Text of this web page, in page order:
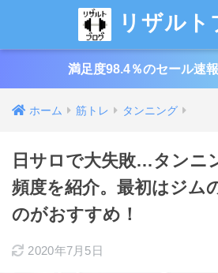
リザル
満足度98.4％のセール速
ホーム 筋トレ タンニング
日サロで大失敗…タンニ
頻度を紹介。最初はジム
のがおすすめ！
2020年7月5日